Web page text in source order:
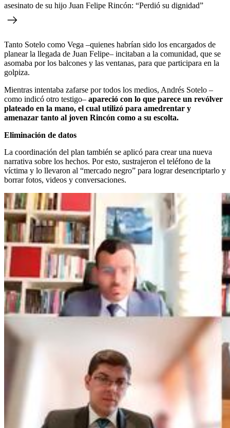
asesinato de su hijo Juan Felipe Rincón: “Perdió su dignidad”
Tanto Sotelo como Vega –quienes habrían sido los encargados de
planear la llegada de Juan Felipe– incitaban a la comunidad, que se
asomaba por los balcones y las ventanas, para que participara en la
golpiza.
Mientras intentaba zafarse por todos los medios, Andrés Sotelo –
como indicó otro testigo– apareció con lo que parece un revólver
plateado en la mano, el cual utilizó para amedrentar y
amenazar tanto al joven Rincón como a su escolta.
Eliminación de datos
La coordinación del plan también se aplicó para crear una nueva
narrativa sobre los hechos. Por esto, sustrajeron el teléfono de la
víctima y lo llevaron al “mercado negro” para lograr desencriptarlo y
borrar fotos, videos y conversaciones.